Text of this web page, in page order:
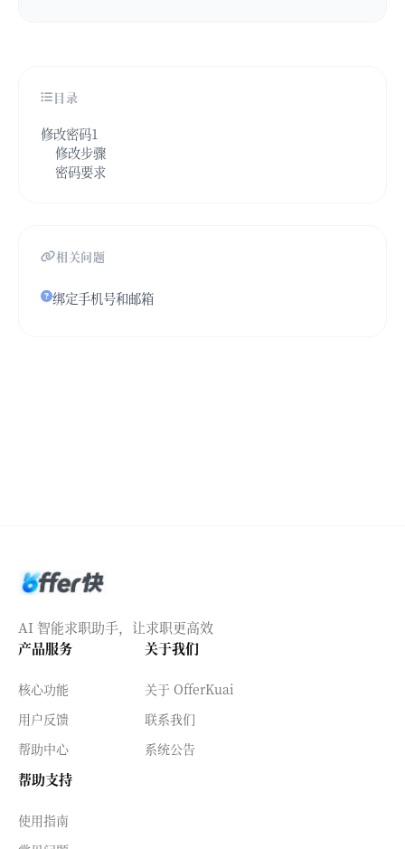
目录
修改密码1
修改步骤
密码要求
相关问题
绑定手机号和邮箱
AI 智能求职助手，让求职更高效
产品服务
核心功能
用户反馈
帮助中心
关于我们
关于 OfferKuai
联系我们
系统公告
帮助支持
使用指南